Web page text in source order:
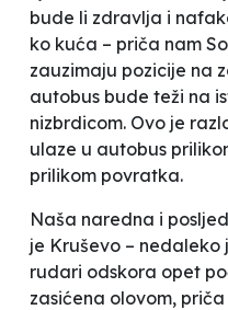
bude li zdravlja i
ko kuća – priča nam
zauzimaju pozicije na
autobus bude teži na
nizbrdicom. Ovo je
ulaze u autobus
prilikom povratka.
Naša naredna i
je Kruševo – nedaleko
rudari odskora opet
zasićena olovom,